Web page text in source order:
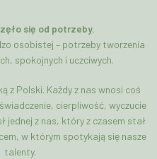
się od potrzeby.
osobistej – potrzeby tworzenia
spokojnych i uczciwych.
z Polski. Każdy z nas wnosi coś
cierpliwość, wyczucie
jednej z nas, który z czasem stał
w którym spotykają się nasze
talenty.